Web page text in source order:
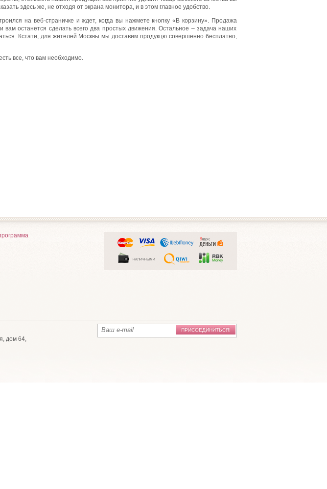
здесь же, не отходя от экрана монитора, и в этом главное удобство.
на веб-страничке и ждет, когда вы нажмете кнопку «В корзину». Продажа
останется сделать всего два простых движения. Остальное – задача наших
Кстати, для жителей Москвы мы доставим продукцю совершенно бесплатно,
все, что вам необходимо.
ПРИСОЕДИНИТЬСЯ!
дом 64,